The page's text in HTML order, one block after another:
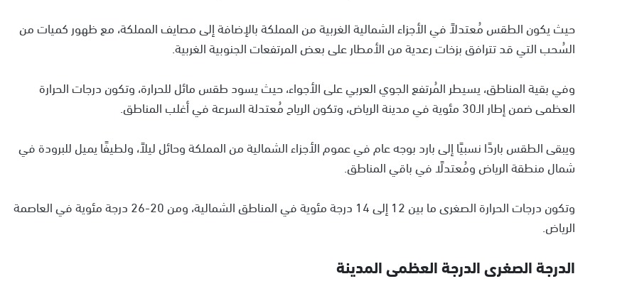
حيث يكون الطقس مُعتدلاً في الأجزاء الشمالية الغربية من المملكة بالإضافة إلى مصايف المملكة، مع ظهور كميات من
السُحب التي قد تترافق بزخات رعدية من الأمطار على بعض المرتفعات الجنوبية الغربية.
وفي بقية المناطق، يسيطر المُرتفع الجوي العربي على الأجواء، حيث يسود طقس مائل للحرارة، وتكون درجات الحرارة
العظمى ضمن إطار الـ30 مئوية في مدينة الرياض، وتكون الرياح مُعتدلة السرعة في أغلب المناطق.
ويبقى الطقس باردًا نسبيًا إلى بارد بوجه عام في عموم الأجزاء الشمالية من المملكة وحائل ليلاً، ولطيفًا يميل للبرودة في
شمال منطقة الرياض ومُعتدلًا في باقي المناطق.
وتكون درجات الحرارة الصغرى ما بين 12 إلى 14 درجة مئوية في المناطق الشمالية، ومن 20-26 درجة مئوية في العاصمة
الرياض.
الدرجة الصغرى الدرجة العظمى المدينة